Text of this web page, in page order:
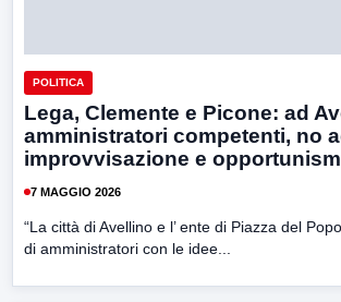
POLITICA
Lega, Clemente e Picone: ad
amministratori competenti, no
improvvisazione e
7 MAGGIO 2026
“La città di Avellino e l’ ente di Piazza del
di amministratori con le idee...